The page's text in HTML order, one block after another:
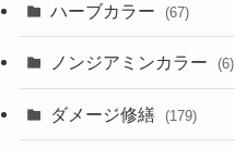
ハーブカラー (67)
ノンジアミンカラー (6)
ダメージ修繕 (179)